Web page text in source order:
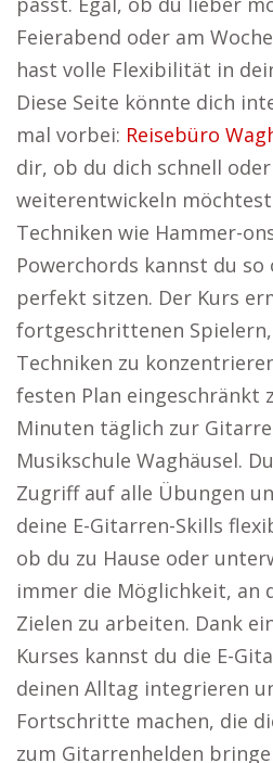
Feierabend oder am
hast volle Flexibilität in
Diese Seite könnte dich
mal vorbei: Reisebüro
dir, ob du dich schnell
weiterentwickeln
Techniken wie Hammer-
Powerchords kannst du
perfekt sitzen. Der Kurs
fortgeschrittenen
Techniken zu
festen Plan eingeschränkt
Minuten täglich zur
Musikschule Waghäusel.
Zugriff auf alle Übungen
deine E-Gitarren-Skills
ob du zu Hause oder
immer die Möglichkeit, an
Zielen zu arbeiten. Dank
Kurses kannst du die E-
deinen Alltag integrieren
Fortschritte machen, die
zum Gitarrenhelden